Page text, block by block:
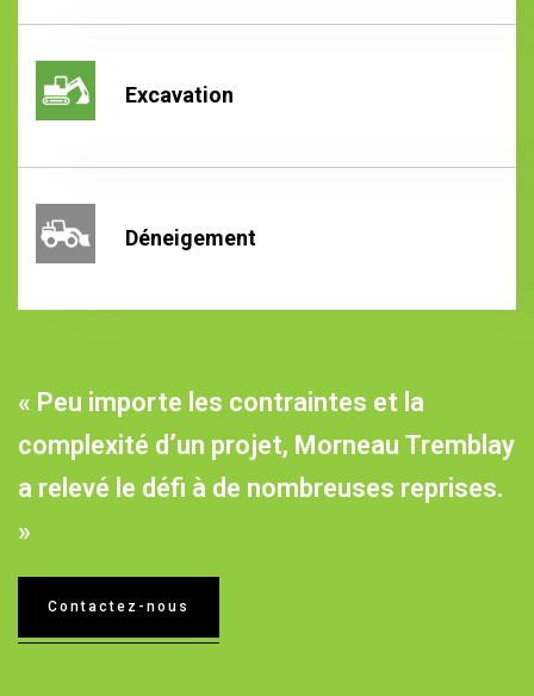
Excavation
Déneigement
« Peu importe les contraintes et la
complexité d’un projet, Morneau Tremblay
a relevé le défi à de nombreuses reprises.
»
Contactez-nous